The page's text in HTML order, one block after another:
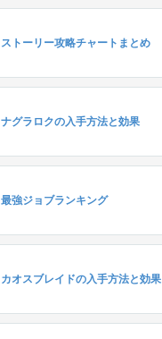
ストーリー攻略チャートまとめ
ナグラロクの入手方法と効果
最強ジョブランキング
カオスブレイドの入手方法と効果